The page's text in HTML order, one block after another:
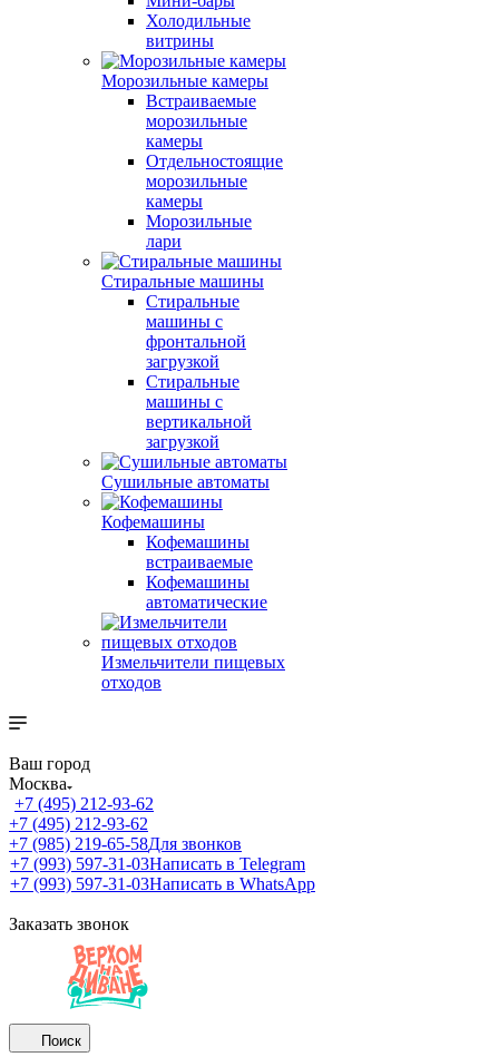
Холодильные
витрины
Морозильные камеры
Встраиваемые
морозильные
камеры
Отдельностоящие
морозильные
камеры
Морозильные
лари
Стиральные машины
Стиральные
машины с
фронтальной
загрузкой
Стиральные
машины с
вертикальной
загрузкой
Сушильные автоматы
Кофемашины
Кофемашины
встраиваемые
Кофемашины
автоматические
Измельчители пищевых
отходов
Ваш город
Москва
+7 (495) 212-93-62
+7 (495) 212-93-62
+7 (985) 219-65-58Для звонков
+7 (993) 597-31-03Написать в Telegram
+7 (993) 597-31-03Написать в WhatsApp
Заказать звонок
Поиск